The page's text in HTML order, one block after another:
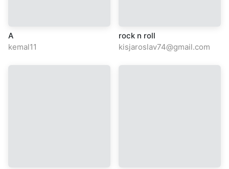
A
kemal11
rock n roll
kisjaroslav74@gmail.com